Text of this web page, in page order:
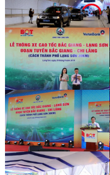
KHÁNH THÀNH HẦM HẢI VÂN 2
KHÁNH THÀNH HẦM HẢI VÂN 2
LỄ THÔNG XE CAO TỐC BẮC GIANG -
LẠNG SƠN